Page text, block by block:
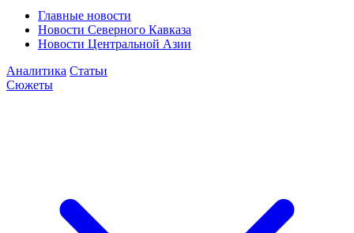
Главные новости
Новости Северного Кавказа
Новости Центральной Азии
Аналитика Статьи
Сюжеты